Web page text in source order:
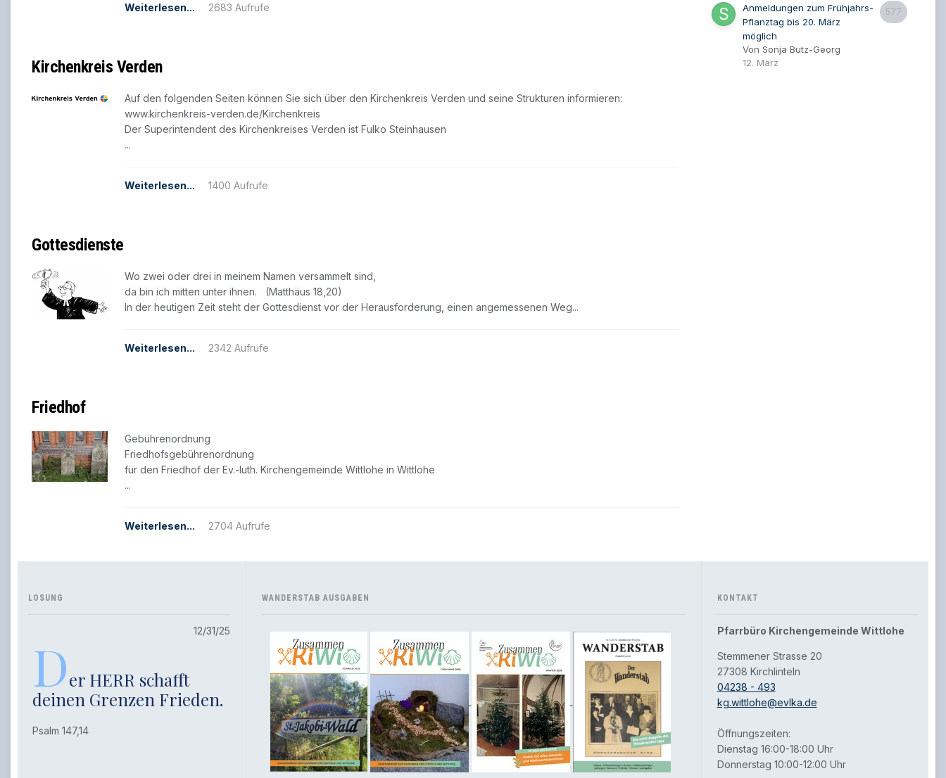
Weiterlesen... 2683 Aufrufe
Kirchenkreis Verden
Auf den folgenden Seiten können Sie sich über den Kirchenkreis Verden und seine Strukturen informieren:
www.kirchenkreis-verden.de/Kirchenkreis
Der Superintendent des Kirchenkreises Verden ist Fulko Steinhausen
...
Weiterlesen... 1400 Aufrufe
Gottesdienste
Wo zwei oder drei in meinem Namen versammelt sind,
da bin ich mitten unter ihnen. (Matthäus 18,20)
In der heutigen Zeit steht der Gottesdienst vor der Herausforderung, einen angemessenen Weg...
Weiterlesen... 2342 Aufrufe
Friedhof
Gebührenordnung
Friedhofsgebührenordnung
für den Friedhof der Ev.-luth. Kirchengemeinde Wittlohe in Wittlohe
...
Weiterlesen... 2704 Aufrufe
577
Anmeldungen zum Frühjahrs-
Pflanztag bis 20. März
möglich
Von Sonja Butz-Georg
12. März
LOSUNG
12/31/25
Der HERR schafft
deinen Grenzen Frieden.
Psalm 147,14
WANDERSTAB AUSGABEN KONTAKT
Pfarrbüro Kirchengemeinde Wittlohe
Stemmener Strasse 20
27308 Kirchlinteln
04238 - 493
kg.wittlohe@evlka.de
Öffnungszeiten:
Dienstag 16:00-18:00 Uhr
Donnerstag 10:00-12:00 Uhr